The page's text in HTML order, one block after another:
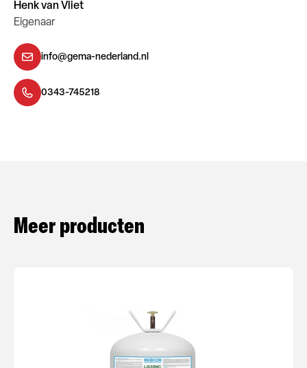
Henk van Vliet
Eigenaar
info@gema-nederland.nl
0343-745218
Meer producten